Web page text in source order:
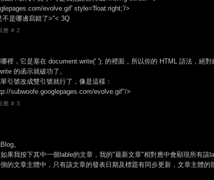
evolve.gif' style='float:right;'/>
不是哪邊寫錯了>"< 3Q
應 #2
裡，它是塞在 document.write(' '); 的裡面，所以你的 HTML 語法，絕
的函示就破功了。
引號改成雙引號就行了，像是這樣：
subwoofe.googlepages.com/evolve.gif"/>
應 #3
。
果我按下其中一個lable的文章，我的"最新文章"相對應中會顯現所有該
的文章主體中，只有該文章的發表日期及標題有同步更新，文章主體的